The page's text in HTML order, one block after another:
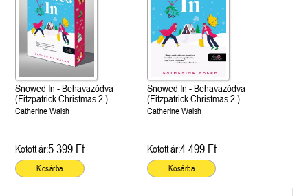
Snowed In - Behavazódva
(Fitzpatrick Christmas 2.)
Különleges éldekorált kiadás!
Catherine Walsh
Kötött ár:5 399 Ft
Kosárba
Snowed In - Behavazódva
(Fitzpatrick Christmas 2.)
Catherine Walsh
Kötött ár:4 499 Ft
Kosárba